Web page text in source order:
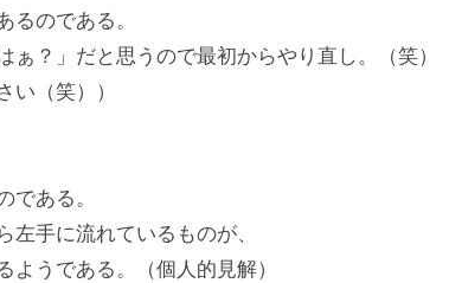
るのである。
？」だと思うので最初からやり直し。（笑）
い（笑））
である。
手に流れているものが、
うである。（個人的見解）